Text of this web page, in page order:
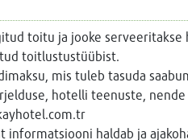
toitu ja jooke
toitlustustüübist.
mis tuleb tasuda
hotelli teenuste,
informatsiooni haldab ja